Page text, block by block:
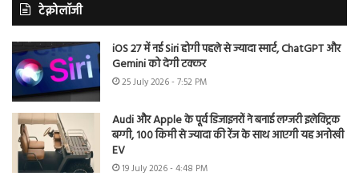
टेक्नोलॉजी
iOS 27 में नई Siri होगी पहले से ज्यादा स्मार्ट, ChatGPT और
Gemini को देगी टक्कर
25 July 2026 - 7:52 PM
Audi और Apple के पूर्व डिजाइनरों ने बनाई लग्जरी इलेक्ट्रिक
बग्गी, 100 किमी से ज्यादा की रेंज के साथ आएगी यह अनोखी
EV
19 July 2026 - 4:48 PM